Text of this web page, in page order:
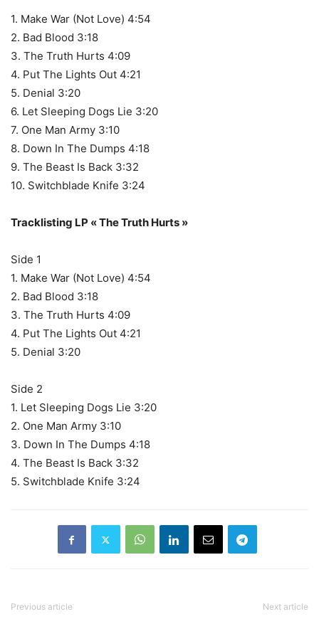
1. Make War (Not Love) 4:54
2. Bad Blood 3:18
3. The Truth Hurts 4:09
4. Put The Lights Out 4:21
5. Denial 3:20
6. Let Sleeping Dogs Lie 3:20
7. One Man Army 3:10
8. Down In The Dumps 4:18
9. The Beast Is Back 3:32
10. Switchblade Knife 3:24
Tracklisting LP « The Truth Hurts »
Side 1
1. Make War (Not Love) 4:54
2. Bad Blood 3:18
3. The Truth Hurts 4:09
4. Put The Lights Out 4:21
5. Denial 3:20
Side 2
1. Let Sleeping Dogs Lie 3:20
2. One Man Army 3:10
3. Down In The Dumps 4:18
4. The Beast Is Back 3:32
5. Switchblade Knife 3:24
Previous article Next article